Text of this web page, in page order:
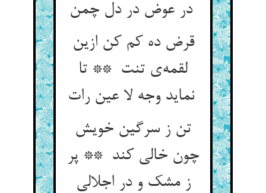
در عوض در دل چمن
قرض ده کم کن ازین
لقمه‌ی تنت ** تا
نماید وجه لا عین رات
تن ز سرگین خویش
چون خالی کند ** پر
ز مشک و در اجلالی